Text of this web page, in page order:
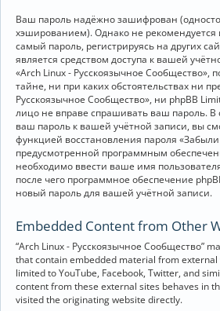
Ваш пароль надёжно зашифрован
хэшированием). Однако не рекомендуется
самый пароль, регистрируясь на других
является средством доступа к вашей
«Arch Linux - Русскоязычное Сообщество»,
тайне, ни при каких обстоятельствах ни
Русскоязычное Сообщество», ни phpBB
лицо не вправе спрашивать ваш пароль. В
ваш пароль к вашей учётной записи, вы
функцией восстановления пароля «Забыли
предусмотренной программным
необходимо ввести ваше имя
после чего программное обеспечение
новый пароль для вашей учётной записи.
Embedded Content from Other
“Arch Linux - Русскоязычное Сообщество”
that contain embedded material from
limited to YouTube, Facebook, Twitter, and
content from these external sites behaves in
visited the originating website directly.